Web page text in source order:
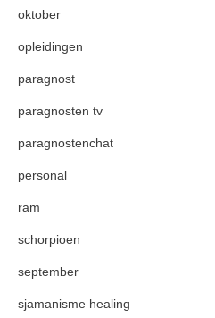
oktober
opleidingen
paragnost
paragnosten tv
paragnostenchat
personal
ram
schorpioen
september
sjamanisme healing